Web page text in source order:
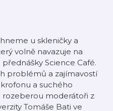
u skleničky a
volně navazuje na
Science Café.
problémů a zajímavostí
a suchého
moderátoři z
Tomáše Bati ve